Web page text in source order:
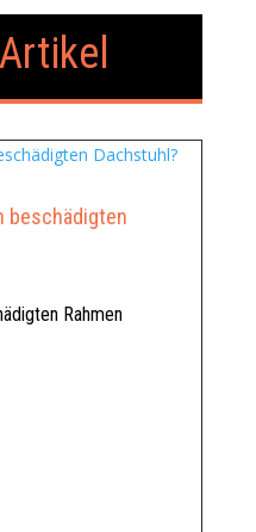
beschädigten
Rahmen